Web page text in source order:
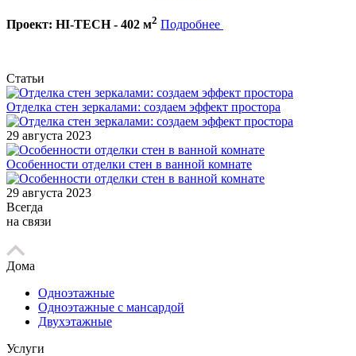
Проект: HI-TECH - 402 м2 Подробнее
Статьи
Отделка стен зеркалами: создаем эффект простора
29 августа 2023
Особенности отделки стен в ванной комнате
29 августа 2023
Всегда
на связи
Дома
Одноэтажные
Одноэтажные с мансардой
Двухэтажные
Услуги